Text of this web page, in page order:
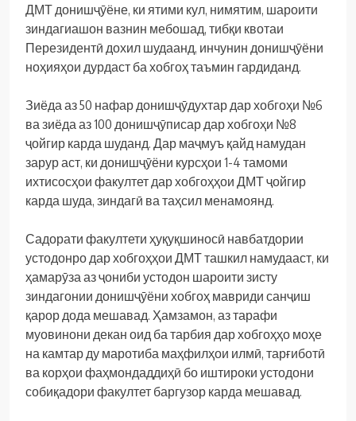
ДМТ донишҷӯёне, ки ятими кул, нимятим, шароити
зиндагиашон вазнин мебошад, тибқи квотаи
Перезидентӣ дохил шудаанд, инчунин донишҷӯёни
ноҳияҳои дурдаст ба хобгоҳ таъмин гардиданд.
Зиёда аз 50 нафар донишҷӯдухтар дар хобгоҳи №6
ва зиёда аз 100 донишҷӯписар дар хобгоҳи №8
ҷойгир карда шуданд. Дар маҷмуъ қайд намудан
зарур аст, ки донишҷӯёни курсҳои 1-4 тамоми
ихтисосҳои факултет дар хобгоҳҳои ДМТ ҷойгир
карда шуда, зиндагӣ ва таҳсил менамоянд.
Садорати факултети ҳуқуқшиносӣ навбатдории
устодонро дар хобгоҳҳои ДМТ ташкил намудааст, ки
ҳамарӯза аз ҷониби устодон шароити зисту
зиндагонии донишҷӯёни хобгоҳ мавриди санҷиш
қарор дода мешавад. Ҳамзамон, аз тарафи
муовинони декан оид ба тарбия дар хобгоҳҳо моҳе
на камтар ду маротиба маҳфилҳои илмӣ, тарғиботӣ
ва корҳои фаҳмондаддиҳӣ бо иштироки устодони
собиқадори факултет баргузор карда мешавад.